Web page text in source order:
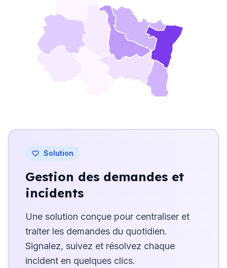
Solution
Gestion des demandes et
incidents
Une solution conçue pour centraliser et
traiter les demandes du quotidien.
Signalez, suivez et résolvez chaque
incident en quelques clics.